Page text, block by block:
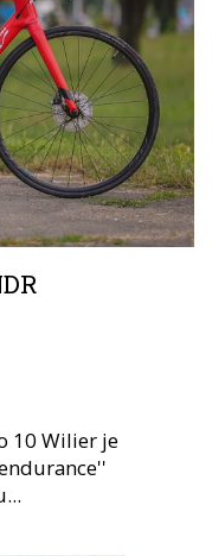
10 Wilier je